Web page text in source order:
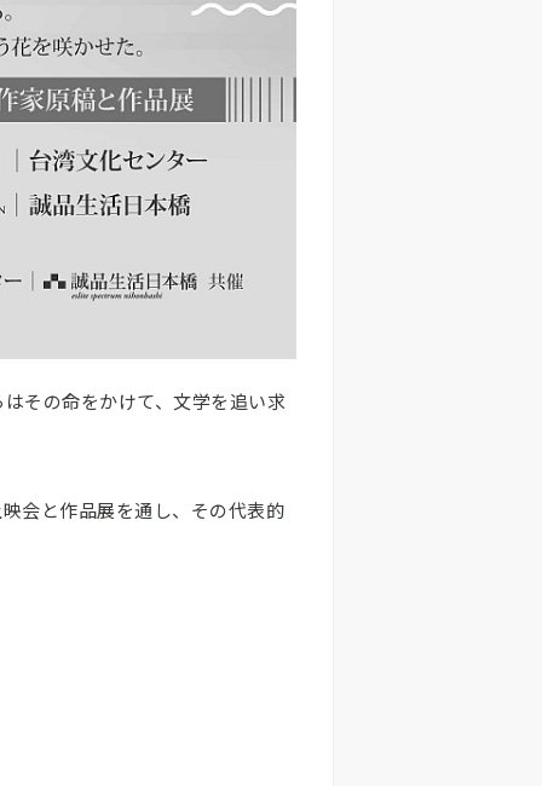
はその命をかけて、文学を追い求
会と作品展を通し、その代表的